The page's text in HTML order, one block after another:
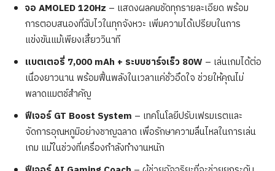
จอ AMOLED 120Hz – แสดงผลคมชัดทุกรายละเอียด พร้อม
การตอบสนองที่ฉับไวในทุกจังหวะ เพิ่มความได้เปรียบในการ
แข่งขันแม้เพียงเสี้ยววินาที
แบตเตอรี่ 7,000 mAh + ระบบชาร์จเร็ว 80W – เล่นเกมได้ต่อ
เนื่องยาวนาน พร้อมฟื้นพลังในเวลาแค่ชั่วอึดใจ ช่วยให้คุณไม่
พลาดแมตช์สำคัญ
ฟีเจอร์ GT Boost System – เทคโนโลยีปรับเฟรมเรตและ
จัดการอุณหภูมิอย่างชาญฉลาด เพื่อรักษาความลื่นไหลในการเล่น
เกม แม้ในช่วงที่เครื่องกำลังทำงานหนัก